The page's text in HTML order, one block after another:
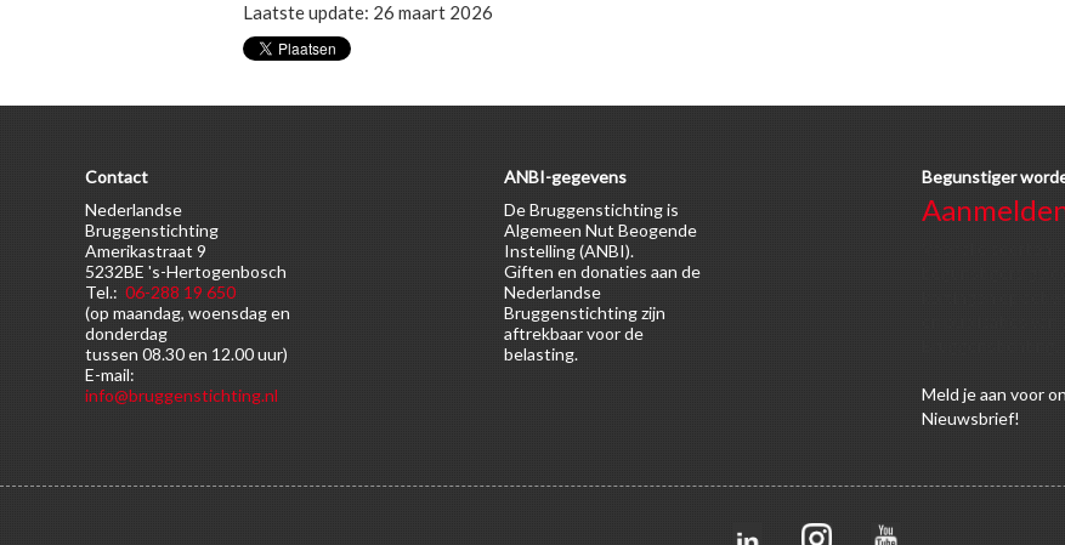
Laatste update: 26 maart 2026
Contact
Nederlandse
Bruggenstichting
Amerikastraat 9
5232BE 's-Hertogenbosch
Tel.: 06-288 19 650
(op maandag, woensdag en
donderdag
tussen 08.30 en 12.00 uur)
E-mail:
info@bruggenstichting.nl
ANBI-gegevens
De Bruggenstichting is
Algemeen Nut Beogende
Instelling (ANBI).
Giften en donaties aan de
Nederlandse
Bruggenstichting zijn
aftrekbaar voor de
belasting.
Begunstiger
Meldje aan voor
Nieuwsbrief!